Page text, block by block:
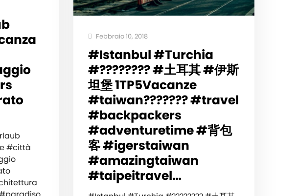
#città
Febbraio 10, 2018
#Istanbul #Turchia
#???????? #土耳其 #伊斯
坦堡 1TP5Vacanze
#taiwan??????? #travel
#backpackers
#adventuretime #背包
客 #igerstaiwan
#amazingtaiwan
#taipeitravel…